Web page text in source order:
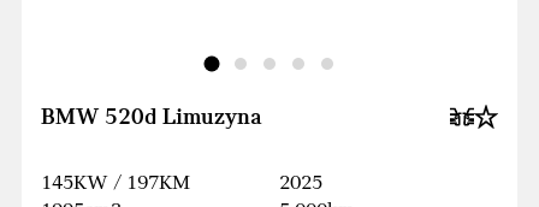
BMW 520d Limuzyna
145KW / 197KM
2025